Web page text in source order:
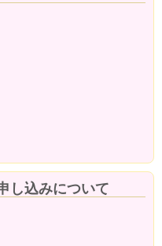
し込みについて